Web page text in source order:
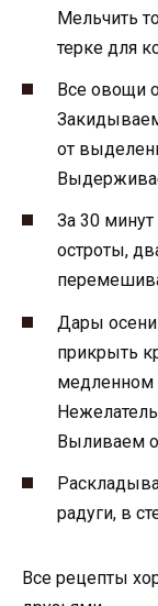
Мельчить
терке для
Все овощи
от
За 30
остроты,
Дары
прикрыть
медленном
Выливаем
радуги, в
Все рецепты